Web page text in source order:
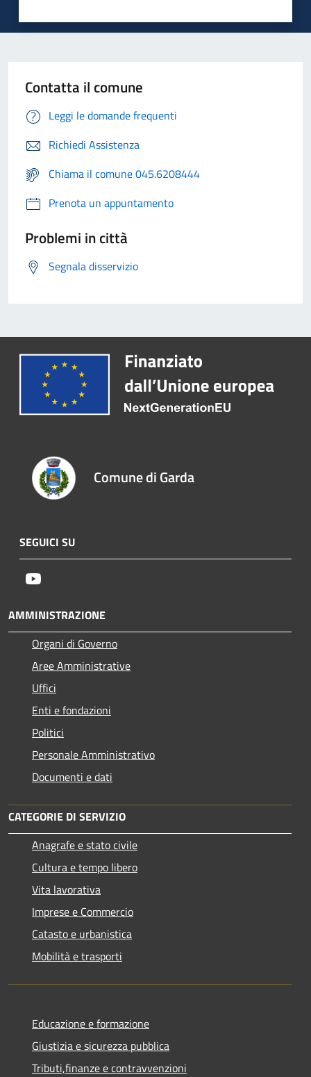
Contatta il comune
Leggi le domande frequenti
Richiedi Assistenza
Chiama il comune 045.6208444
Prenota un appuntamento
Problemi in città
Segnala disservizio
Comune di Garda
SEGUICI SU
AMMINISTRAZIONE
Organi di Governo
Aree Amministrative
Uffici
Enti e fondazioni
Politici
Personale Amministrativo
Documenti e dati
CATEGORIE DI SERVIZIO
Anagrafe e stato civile
Cultura e tempo libero
Vita lavorativa
Imprese e Commercio
Catasto e urbanistica
Mobilità e trasporti
Educazione e formazione
Giustizia e sicurezza pubblica
Tributi,finanze e contravvenzioni